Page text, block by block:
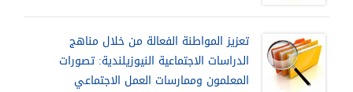
تعزيز المواطنة الفعالة من خلال مناهج
الدراسات الاجتماعية النيوزيلندية: تصورات
المعلمون وممارسات العمل الاجتماعي